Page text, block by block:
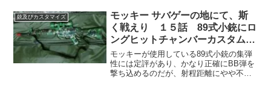
ー？？？・・・良いんです！楽しんでこ
そ人生！サバゲーを楽しもう
銃及びカスタマイズ
モッキー サバゲーの地にて、斯
く戦えり １５話 89式小銃にロ
ングヒットチャンバーカスタムを
施した
モッキーが使用している89式小銃の集弾
性には定評があり、かなり正確にBB弾を
撃ち込めるのだが、射程距離にやや不満